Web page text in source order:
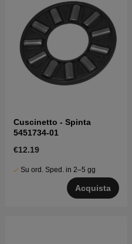
Cuscinetto - Spinta
5451734-01
€12.19
Su ord. Sped. in 2–5 gg
Acquista